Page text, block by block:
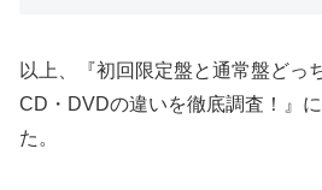
以上、『初回限定盤と通常盤どっ
CD・DVDの違いを徹底調査！』
た。